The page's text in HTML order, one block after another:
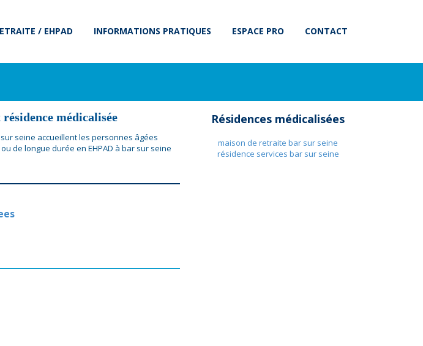
/ EHPAD INFORMATIONS PRATIQUES ESPACE PRO CONTACT
médicalisée
seine accueillent les personnes âgées
de longue durée en EHPAD à bar sur seine
Résidences médicalisées
maison de retraite bar sur seine
résidence services bar sur seine